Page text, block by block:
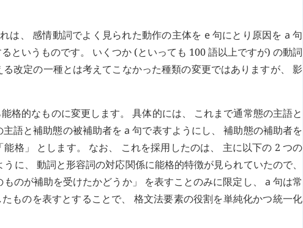
は、 感情動詞でよく見られた動作の主体を e句にとり原因を a 句
というものです。 いくつか (といっても 100 語以上ですが) の動詞
改定の一種とは考えてこなかった種類の変更ではありますが、 影
格的なものに変更します。 具体的には、 これまで通常態の主語と
主語と補助態の被補助者をa 句で表すようにし、 補助態の補助者を
能格」 とします。 なお、 これを採用したのは、 主に以下の 2 つの
に、 動詞と形容詞の対応関係に能格的特徴が見られていたので、
ものが補助を受けたかどうか」 を表すことのみに限定し、 a 句は常
ものを表すとすることで、 格文法要素の役割を単純化かつ統一化